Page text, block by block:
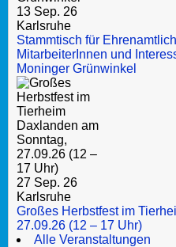
13 Sep. 26
Karlsruhe
Stammtisch für
MitarbeiterInnen und
Moninger Grünwinkel
27 Sep. 26
Karlsruhe
Großes Herbstfest im
27.09.26 (12 – 17 Uhr)
Alle Veranstaltungen